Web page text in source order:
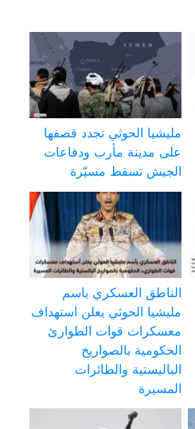
مليشيا الحوثي تجدد قصفها
على مدينة مأرب ودفاعات
الجيش تسقط مسيّرة
الناطق العسكري باسم
مليشيا الحوثي يعلن استهداف
معسكرات قوات الطوارئ
الحكومية بالصواريخ
الباليستية والطائرات
المسيرة